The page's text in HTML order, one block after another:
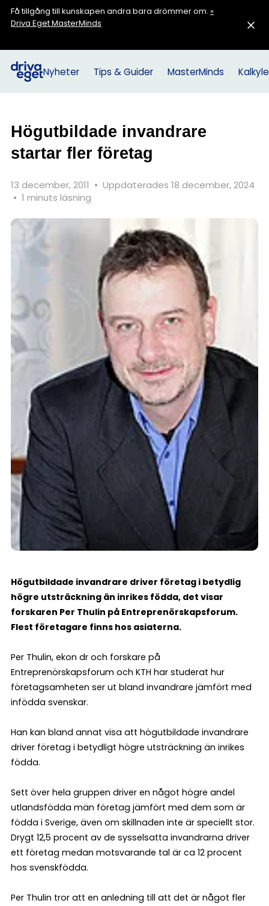
Få tillgång till kunskapen andra bara drömmer om. »
Driva Eget MasterMinds
Nyheter Tips & Guider MasterMinds
Högutbildade invandrare
startar fler företag
13 december, 2011 • Uppdaterades 18 december, 2024
• 1 minuts läsning
Högutbildade invandrare driver företag i betydlig
högre utsträckning än inrikes födda, det visar
forskaren Per Thulin på Entreprenörskapsforum.
Flest företagare finns hos asiaterna.
Per Thulin, ekon dr och forskare på
Entreprenörskapsforum och KTH har studerat hur
företagsamheten ser ut bland invandrare jämfört med
infödda svenskar.
Han kan bland annat visa att högutbildade invandrare
driver företag i betydligt högre utsträckning än inrikes
födda.
Sett över hela gruppen driver en något högre andel
utlandsfödda män företag jämfört med dem som är
födda i Sverige, även om skillnaden inte är speciellt stor.
Drygt 12,5 procent av de sysselsatta invandrarna driver
ett företag medan motsvarande tal är ca 12 procent
hos svenskfödda.
Per Thulin tror att en anledning till att det är något fler